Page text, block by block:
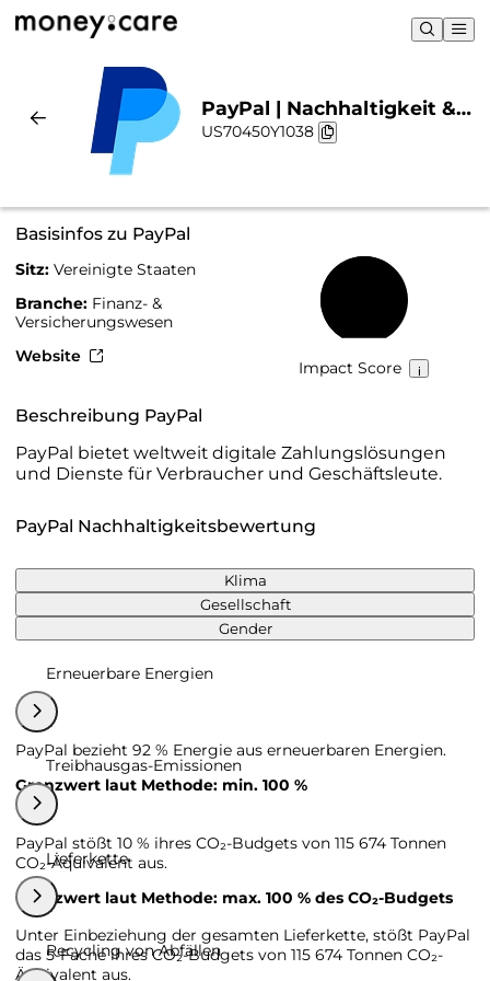
PayPal | Nachhaltigkeit &
Chart
US70450Y1038
Basisinfos zu PayPal
Sitz: Vereinigte Staaten
Branche: Finanz- &
Versicherungswesen
Website
Impact Score
Beschreibung PayPal
PayPal bietet weltweit digitale Zahlungslösungen
und Dienste für Verbraucher und Geschäftsleute.
PayPal Nachhaltigkeitsbewertung
Klima
Gesellschaft
Gender
Erneuerbare Energien
PayPal bezieht 92 % Energie aus erneuerbaren Energien.
Grenzwert laut Methode: min. 100 %
Treibhausgas-Emissionen
PayPal stößt 10 % ihres CO₂-Budgets von 115 674 Tonnen
CO₂-Äquivalent aus.
Grenzwert laut Methode: max. 100 % des CO₂-Budgets
Lieferkette
Unter Einbeziehung der gesamten Lieferkette, stößt PayPal
das 5-Fache ihres CO₂-Budgets von 115 674 Tonnen CO₂-
Äquivalent aus.
Recycling von Abfällen